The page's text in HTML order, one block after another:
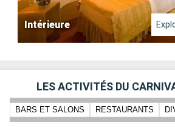
Intérieure
LES ACTIVITÉS DU
BARS ET SALONS RESTAURANTS